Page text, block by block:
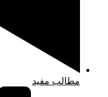
مطالب مفید